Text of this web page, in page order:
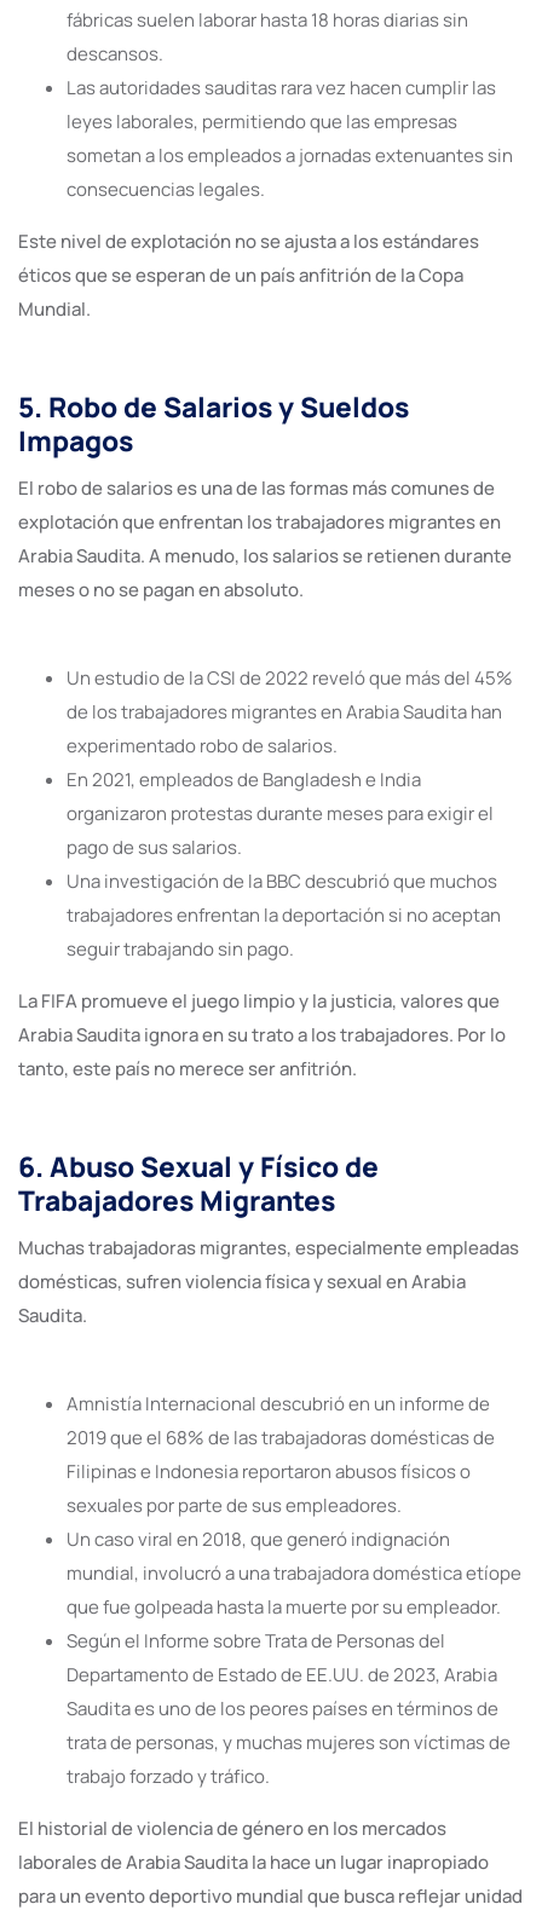
fábricas suelen laborar hasta 18 horas diarias sin
descansos.
Las autoridades sauditas rara vez hacen cumplir las
leyes laborales, permitiendo que las empresas
sometan a los empleados a jornadas extenuantes sin
consecuencias legales.
Este nivel de explotación no se ajusta a los estándares
éticos que se esperan de un país anfitrión de la Copa
Mundial.
5. Robo de Salarios y Sueldos
Impagos
El robo de salarios es una de las formas más comunes de
explotación que enfrentan los trabajadores migrantes en
Arabia Saudita. A menudo, los salarios se retienen durante
meses o no se pagan en absoluto.
Un estudio de la CSI de 2022 reveló que más del 45%
de los trabajadores migrantes en Arabia Saudita han
experimentado robo de salarios.
En 2021, empleados de Bangladesh e India
organizaron protestas durante meses para exigir el
pago de sus salarios.
Una investigación de la BBC descubrió que muchos
trabajadores enfrentan la deportación si no aceptan
seguir trabajando sin pago.
La FIFA promueve el juego limpio y la justicia, valores que
Arabia Saudita ignora en su trato a los trabajadores. Por lo
tanto, este país no merece ser anfitrión.
6. Abuso Sexual y Físico de
Trabajadores Migrantes
Muchas trabajadoras migrantes, especialmente empleadas
domésticas, sufren violencia física y sexual en Arabia
Saudita.
Amnistía Internacional descubrió en un informe de
2019 que el 68% de las trabajadoras domésticas de
Filipinas e Indonesia reportaron abusos físicos o
sexuales por parte de sus empleadores.
Un caso viral en 2018, que generó indignación
mundial, involucró a una trabajadora doméstica etíope
que fue golpeada hasta la muerte por su empleador.
Según el Informe sobre Trata de Personas del
Departamento de Estado de EE.UU. de 2023, Arabia
Saudita es uno de los peores países en términos de
trata de personas, y muchas mujeres son víctimas de
trabajo forzado y tráfico.
El historial de violencia de género en los mercados
laborales de Arabia Saudita la hace un lugar inapropiado
para un evento deportivo mundial que busca reflejar unidad